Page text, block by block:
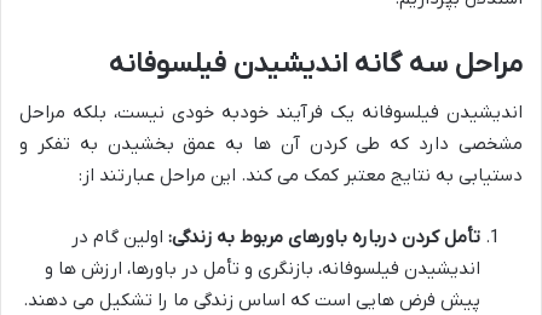
مراحل سه گانه اندیشیدن فیلسوفانه
اندیشیدن فیلسوفانه یک فرآیند خودبه خودی نیست، بلکه مراحل
مشخصی دارد که طی کردن آن ها به عمق بخشیدن به تفکر و
دستیابی به نتایج معتبر کمک می کند. این مراحل عبارتند از:
تأمل کردن درباره باورهای مربوط به زندگی: اولین گام در
اندیشیدن فیلسوفانه، بازنگری و تأمل در باورها، ارزش ها و
پیش فرض هایی است که اساس زندگی ما را تشکیل می دهند.